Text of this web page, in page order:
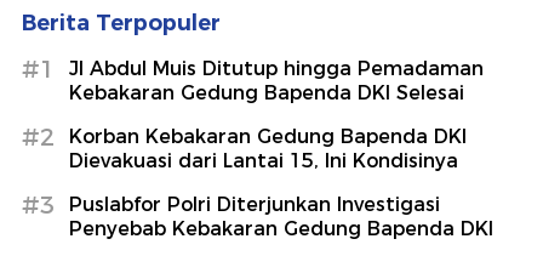
Berita Terpopuler
#1
Jl Abdul Muis Ditutup hingga Pemadaman
Kebakaran Gedung Bapenda DKI Selesai
#2
Korban Kebakaran Gedung Bapenda DKI
Dievakuasi dari Lantai 15, Ini Kondisinya
#3
Puslabfor Polri Diterjunkan Investigasi
Penyebab Kebakaran Gedung Bapenda DKI